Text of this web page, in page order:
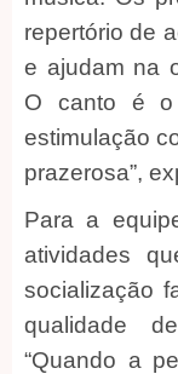
repertório de
e ajudam na
O canto é o
estimulação
prazerosa”,
Para a
atividades
socialização
qualidade
“Quando a